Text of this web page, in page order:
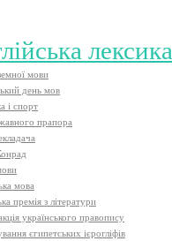
лексика
мови
день мов
і спорт
прапора
мова
премія з літератури
українського правопису
єгипетських ієрогліфів